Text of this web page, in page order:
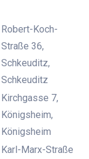
Robert-Koch-
Straße 36,
Schkeuditz,
Schkeuditz
Kirchgasse 7,
Königsheim,
Königsheim
Karl-Marx-Straße